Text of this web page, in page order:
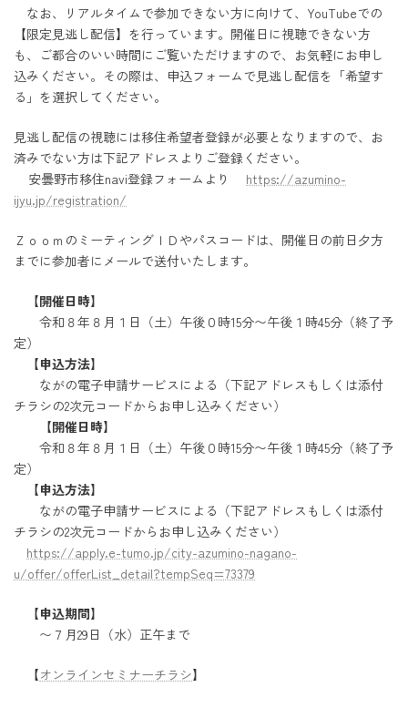
なお、リアルタイムで参加できない方に向けて、YouTubeでの
【限定見逃し配信】を行っています。開催日に視聴できない方
も、ご都合のいい時間にご覧いただけますので、お気軽にお申し
込みください。その際は、申込フォームで見逃し配信を「希望す
る」を選択してください。
見逃し配信の視聴には移住希望者登録が必要となりますので、お
済みでない方は下記アドレスよりご登録ください。
安曇野市移住navi登録フォームより https://azumino-
ijyu.jp/registration/
ＺｏｏｍのミーティングＩＤやパスコードは、開催日の前日夕方
までに参加者にメールで送付いたします。
【開催日時】
令和８年８月１日（土）午後０時15分〜午後１時45分（終了予
定）
【申込方法】
ながの電子申請サービスによる（下記アドレスもしくは添付
チラシの2次元コードからお申し込みください）
【開催日時】
令和８年８月１日（土）午後０時15分〜午後１時45分（終了予
定）
【申込方法】
ながの電子申請サービスによる（下記アドレスもしくは添付
チラシの2次元コードからお申し込みください）
https://apply.e-tumo.jp/city-azumino-nagano-
u/offer/offerList_detail?tempSeq=73379
【申込期間】
〜７月29日（水）正午まで
【オンラインセミナーチラシ】